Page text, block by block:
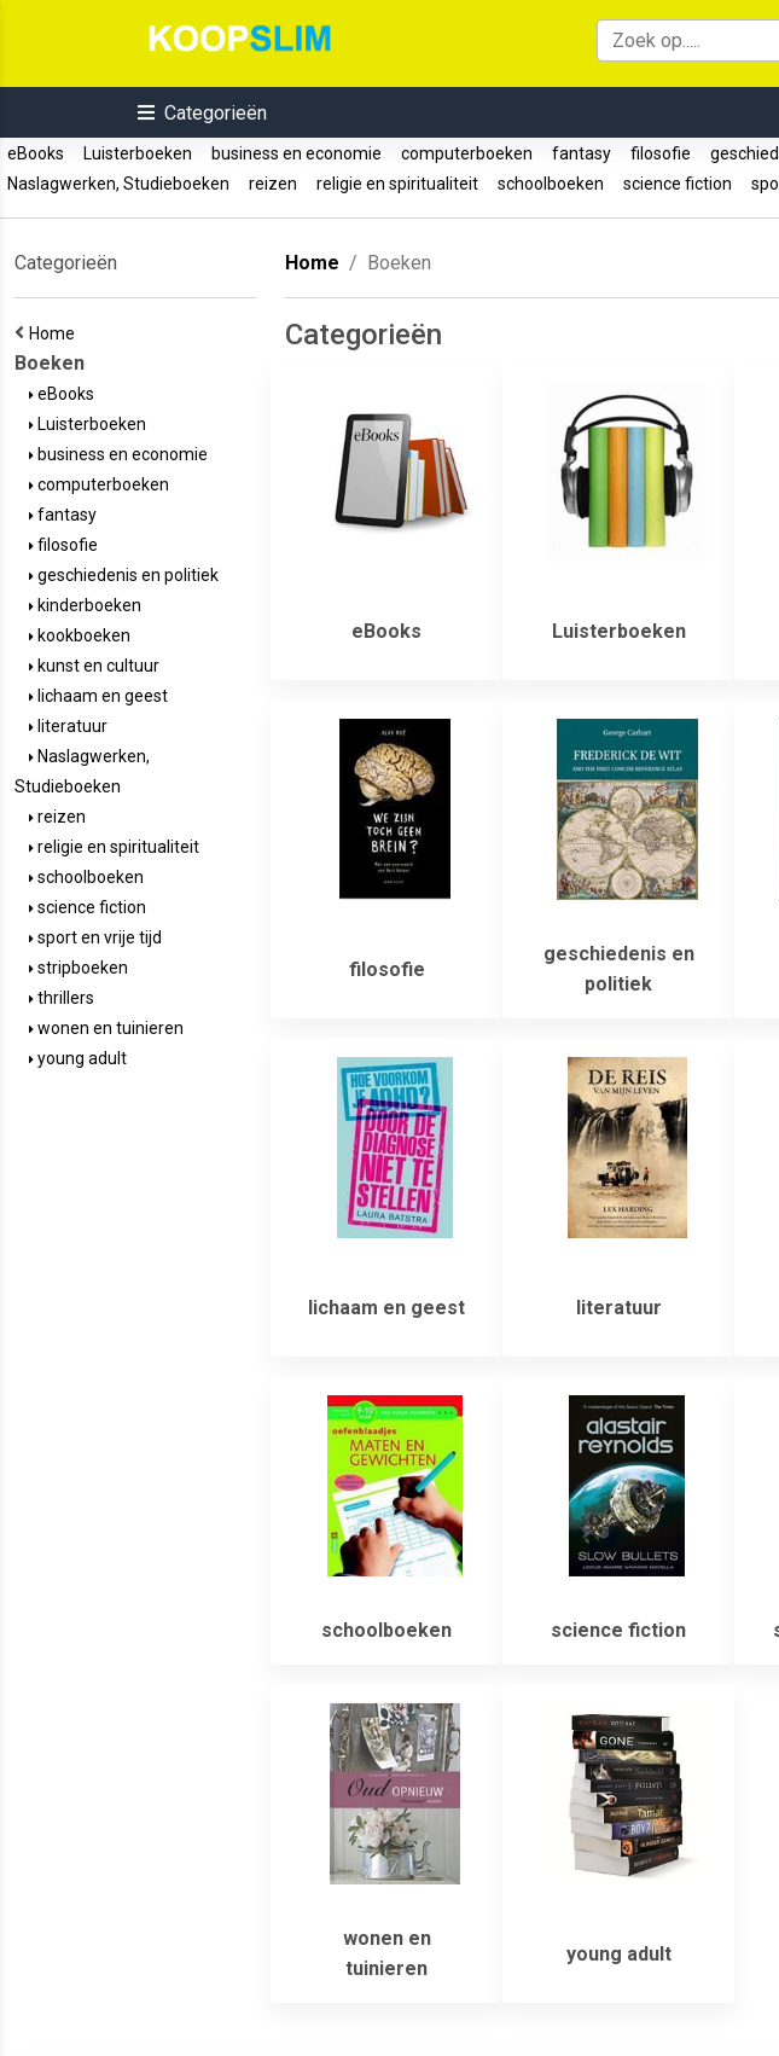
Categorieën
eBooks Luisterboeken business en economie computerboeken fantasy filosofie
Naslagwerken, Studieboeken
reizen religie en spiritualiteit schoolboeken science fiction
Categorieën
Home
Boeken
eBooks
Luisterboeken
business en economie
computerboeken
fantasy
filosofie
geschiedenis en politiek
kinderboeken
kookboeken
kunst en cultuur
lichaam en geest
literatuur
Naslagwerken,
Studieboeken
reizen
religie en spiritualiteit
schoolboeken
science fiction
sport en vrije tijd
stripboeken
thrillers
wonen en tuinieren
young adult
Home Boeken
Categorieën
eBooks Luisterboeken
filosofie
geschiedenis en
politiek
lichaam en geest literatuur
schoolboeken science fiction
wonen en
tuinieren
young adult